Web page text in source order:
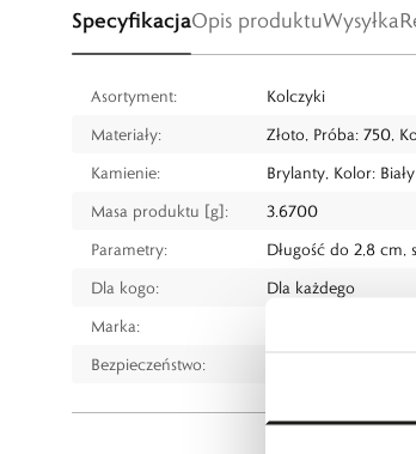
SpecyfikacjaOpis produktuWysyłka
Asortyment:
Kolczyki
Materiały:
Złoto, Próba: 750,
Kamienie:
Brylanty, Kolor:
Masa produktu [g]:
3.6700
Parametry:
Długość do 2,8 cm,
Dla kogo:
Dla każdego
Marka:
Bezpieczeństwo: